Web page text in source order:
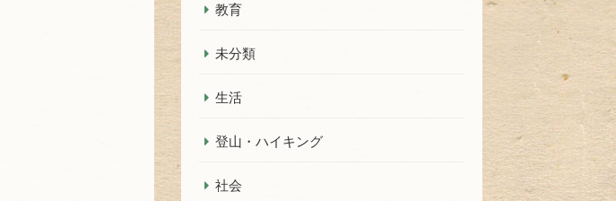
教育
未分類
生活
登山・ハイキング
社会